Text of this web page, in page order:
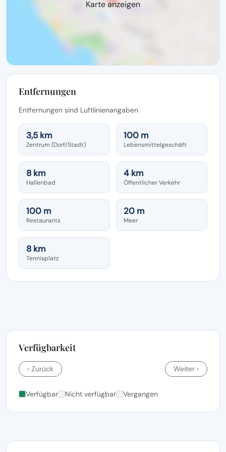
Karte anzeigen
Entfernungen
Entfernungen sind Luftlinienangaben
3,5 km
Zentrum (Dorf/Stadt)
100 m
Lebensmittelgeschäft
8 km
Hallenbad
4 km
Öffentlicher Verkehr
100 m
Restaurants
20 m
Meer
8 km
Tennisplatz
Verfügbarkeit
‹ Zurück Weiter ›
Verfügbar Nicht verfügbar Vergangen